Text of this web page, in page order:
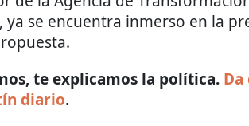
ya se encuentra inmerso en la
te explicamos la política.
diario.